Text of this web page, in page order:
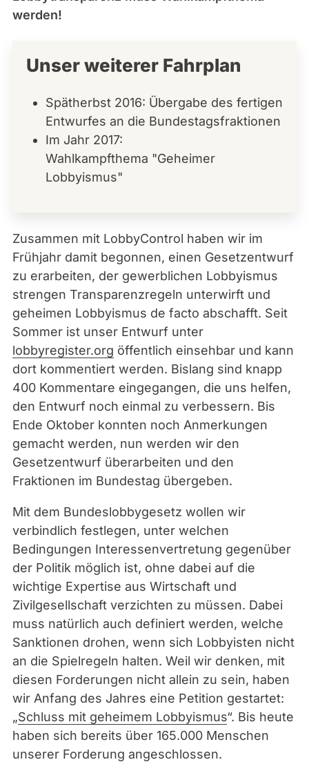
werden!
Unser weiterer Fahrplan
Spätherbst 2016: Übergabe des fertigen
Entwurfes an die Bundestagsfraktionen
Im Jahr 2017:
Wahlkampfthema "Geheimer
Lobbyismus"
Zusammen mit LobbyControl haben wir im
Frühjahr damit begonnen, einen Gesetzentwurf
zu erarbeiten, der gewerblichen Lobbyismus
strengen Transparenzregeln unterwirft und
geheimen Lobbyismus de facto abschafft. Seit
Sommer ist unser Entwurf unter
lobbyregister.org öffentlich einsehbar und kann
dort kommentiert werden. Bislang sind knapp
400 Kommentare eingegangen, die uns helfen,
den Entwurf noch einmal zu verbessern. Bis
Ende Oktober konnten noch Anmerkungen
gemacht werden, nun werden wir den
Gesetzentwurf überarbeiten und den
Fraktionen im Bundestag übergeben.
Mit dem Bundeslobbygesetz wollen wir
verbindlich festlegen, unter welchen
Bedingungen Interessenvertretung gegenüber
der Politik möglich ist, ohne dabei auf die
wichtige Expertise aus Wirtschaft und
Zivilgesellschaft verzichten zu müssen. Dabei
muss natürlich auch definiert werden, welche
Sanktionen drohen, wenn sich Lobbyisten nicht
an die Spielregeln halten. Weil wir denken, mit
diesen Forderungen nicht allein zu sein, haben
wir Anfang des Jahres eine Petition gestartet:
„Schluss mit geheimem Lobbyismus“. Bis heute
haben sich bereits über 165.000 Menschen
unserer Forderung angeschlossen.